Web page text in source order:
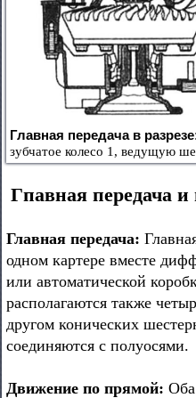
Главная передача в
зубчатое колесо 1, ведущую
Гпавная передача и
Главная передача:
одном картере вместе
или автоматической
располагаются также
другом конических
соединяются с полуосями.
Движение по прямой: Оба